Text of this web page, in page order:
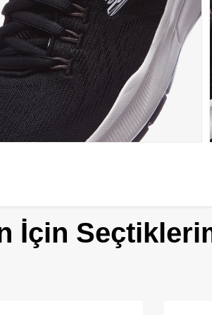
İçin